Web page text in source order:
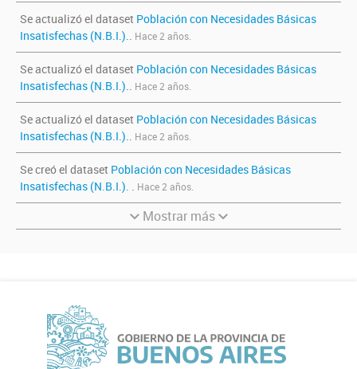
Se actualizó el dataset Población con Necesidades Básicas
Insatisfechas (N.B.I.).. Hace 2 años.
Se actualizó el dataset Población con Necesidades Básicas
Insatisfechas (N.B.I.).. Hace 2 años.
Se actualizó el dataset Población con Necesidades Básicas
Insatisfechas (N.B.I.).. Hace 2 años.
Se creó el dataset Población con Necesidades Básicas
Insatisfechas (N.B.I.). . Hace 2 años.
Mostrar más